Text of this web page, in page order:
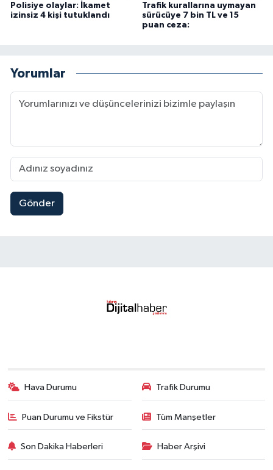
Polisiye olaylar: İkamet
izinsiz 4 kişi tutuklandı
Trafik kurallarına uymayan
sürücüye 7 bin TL ve 15
puan ceza:
Yorumlar
Gönder
Hava Durumu Trafik Durumu
Puan Durumu ve Fikstür Tüm Manşetler
Son Dakika Haberleri Haber Arşivi